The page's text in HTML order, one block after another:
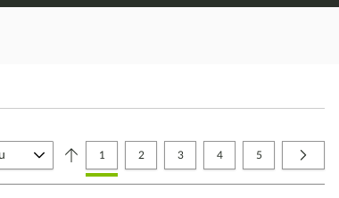
Strona
Aktualnie czytasz stronę
1 Strona
2 Strona
3 Strona
4 Strona
5